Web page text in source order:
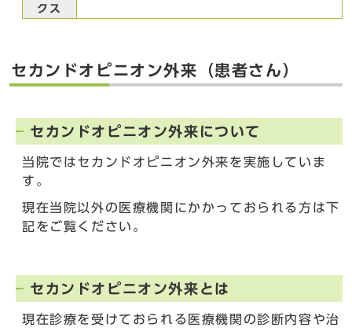
クス
セカンドオピニオン外来（患者さん）
セカンドオピニオン外来について
当院ではセカンドオピニオン外来を実施していま
す。
現在当院以外の医療機関にかかっておられる方は下
記をご覧ください。
セカンドオピニオン外来とは
現在診療を受けておられる医療機関の診断内容や治